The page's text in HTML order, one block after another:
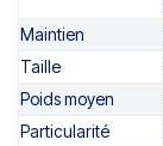
Maintien
Taille
Poids moyen
Particularité